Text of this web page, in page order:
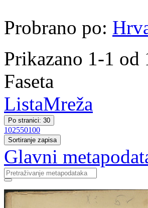
Probrano po:
Prikazano 1-1 od
Faseta
ListaMreža
Po stranici: 30
102550100
Sortiranje zapisa
Glavni